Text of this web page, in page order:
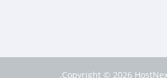
Copyright © 2026